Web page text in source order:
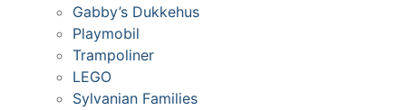
Gabby’s Dukkehus
Playmobil
Trampoliner
LEGO
Sylvanian Families